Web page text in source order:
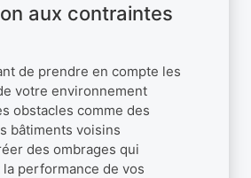
aux contraintes
de prendre en compte les
votre environnement
obstacles comme des
bâtiments voisins
des ombrages qui
performance de vos